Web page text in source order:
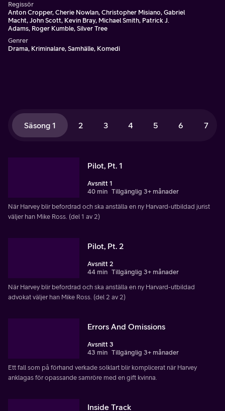
Regissör
Anton Cropper, Cherie Nowlan, Christopher Misiano, Gabriel
Macht, John Scott, Kevin Bray, Michael Smith, Patrick J.
Adams, Roger Kumble, Silver Tree
Genrer
Drama, Kriminalare, Samhälle, Komedi
Säsong 1 2 3 4 5 6 7
Pilot, Pt. 1
Avsnitt 1
40 min Tillgänglig 3+ månader
När Harvey blir befordrad och ska anställa en ny Harvard-utbildad jurist
väljer han Mike Ross. (del 1 av 2)
Pilot, Pt. 2
Avsnitt 2
44 min Tillgänglig 3+ månader
När Harvey blir befordrad och ska anställa en ny Harvard-utbildad
advokat väljer han Mike Ross. (del 2 av 2)
Errors And Omissions
Avsnitt 3
43 min Tillgänglig 3+ månader
Ett fall som på förhand verkade solklart blir komplicerat när Harvey
anklagas för opassande samröre med en gift kvinna.
Inside Track